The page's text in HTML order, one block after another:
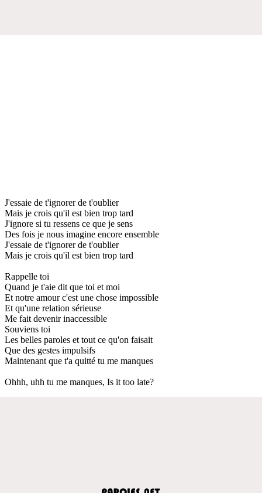
J'essaie de t'ignorer de t'oublier
Mais je crois qu'il est bien trop tard
J'ignore si tu ressens ce que je sens
Des fois je nous imagine encore ensemble
J'essaie de t'ignorer de t'oublier
Mais je crois qu'il est bien trop tard
Rappelle toi
Quand je t'aie dit que toi et moi
Et notre amour c'est une chose impossible
Et qu'une relation sérieuse
Me fait devenir inaccessible
Souviens toi
Les belles paroles et tout ce qu'on faisait
Que des gestes impulsifs
Maintenant que t'a quitté tu me manques
Ohhh, uhh tu me manques, Is it too late?